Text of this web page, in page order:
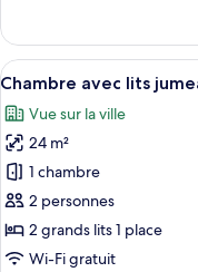
très
grand
lit,
non-
fumeurs
(No
View)
le
type
de
Chambre,
très
grand
lit,
non-
fumeurs
(No
Afficher
toutes
les
photos
pour
ce
type
de
1
Chambre avec lits
Vue sur la ville
24 m²
1 chambre
2 personnes
2 grands lits 1 place
Wi-Fi gratuit